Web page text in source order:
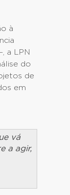
à
a LPN
do
de
em
vá
a agir,